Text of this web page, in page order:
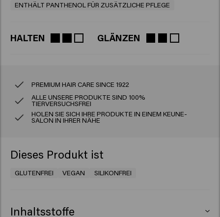
ENTHÄLT PANTHENOL FÜR ZUSÄTZLICHE PFLEGE
HALTEN GLÄNZEN
PREMIUM HAIR CARE SINCE 1922
ALLE UNSERE PRODUKTE SIND 100%
TIERVERSUCHSFREI
HOLEN SIE SICH IHRE PRODUKTE IN EINEM KEUNE-
SALON IN IHRER NÄHE
Dieses Produkt ist
GLUTENFREI VEGAN SILIKONFREI
Inhaltsstoffe